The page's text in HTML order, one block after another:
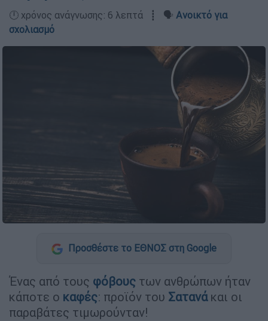
🕛 χρόνος ανάγνωσης: 6 λεπτά ┋ 🗣️ Ανοικτό για
σχολιασμό
Προσθέστε το ΕΘΝΟΣ στη Google
Ένας από τους φόβους των ανθρώπων ήταν
κάποτε ο καφές: προϊόν του Σατανά και οι
παραβάτες τιμωρούνταν!